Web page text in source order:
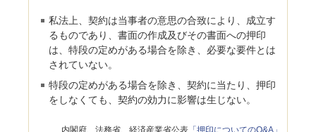
私法上、契約は当事者の意思の合致により、成立す
るものであり、書面の作成及びその書面への押印
は、特段の定めがある場合を除き、必要な要件とは
されていない。
特段の定めがある場合を除き、契約に当たり、押印
をしなくても、契約の効力に影響は生じない。
内閣府、法務省、経済産業省公表「押印についてのQ&A」